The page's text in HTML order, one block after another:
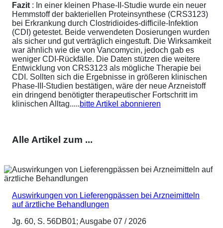
Fazit : In einer kleinen Phase-II-Studie wurde ein neuer
Hemmstoff der bakteriellen Proteinsynthese (CRS3123)
bei Erkrankung durch Clostridioides-difficile-Infektion
(CDI) getestet. Beide verwendeten Dosierungen wurden
als sicher und gut verträglich eingestuft. Die Wirksamkeit
war ähnlich wie die von Vancomycin, jedoch gab es
weniger CDI-Rückfälle. Die Daten stützen die weitere
Entwicklung von CRS3123 als mögliche Therapie bei
CDI. Sollten sich die Ergebnisse in größeren klinischen
Phase-III-Studien bestätigen, wäre der neue Arzneistoff
ein dringend benötigter therapeutischer Fortschritt im
klinischen Alltag.....bitte Artikel abonnieren
Alle Artikel zum ...
Auswirkungen von Lieferengpässen bei Arzneimitteln
auf ärztliche Behandlungen
Jg. 60, S. 56DB01; Ausgabe 07 / 2026